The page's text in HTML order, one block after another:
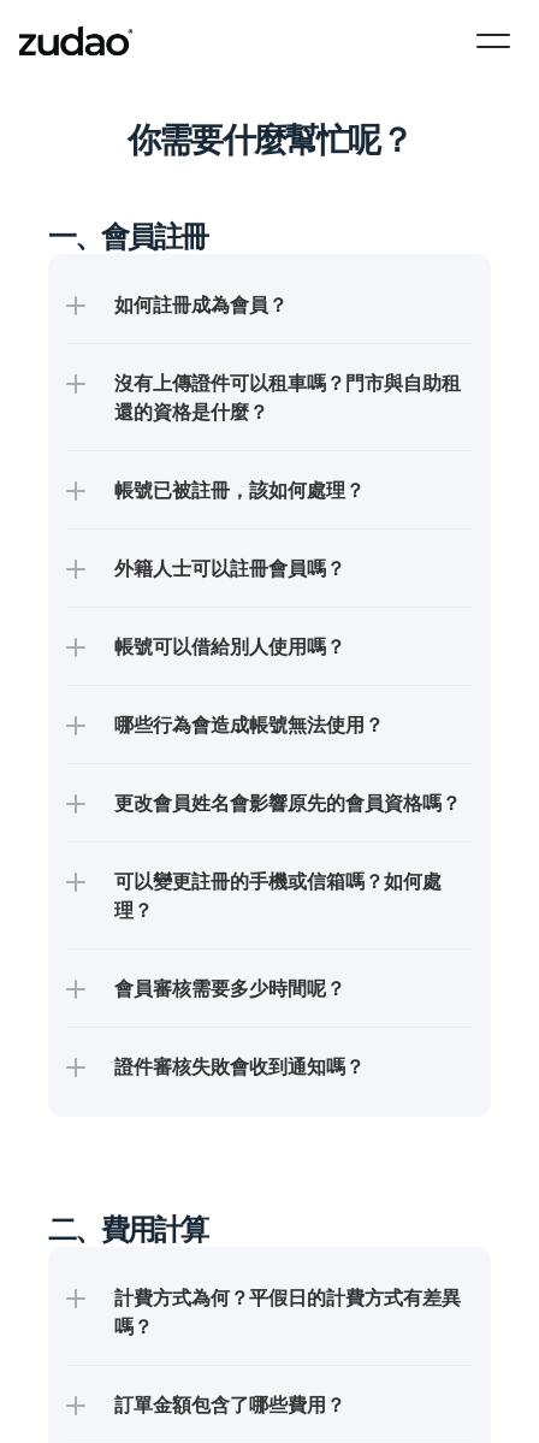
一、會員註冊
如何註冊成為會員？
沒有上傳證件可以租車嗎？門市與自助租
還的資格是什麼？
帳號已被註冊，該如何處理？
外籍人士可以註冊會員嗎？
帳號可以借給別人使用嗎？
哪些行為會造成帳號無法使用？
更改會員姓名會影響原先的會員資格嗎？
可以變更註冊的手機或信箱嗎？如何處
理？
會員審核需要多少時間呢？
證件審核失敗會收到通知嗎？
二、費用計算
計費方式為何？平假日的計費方式有差異
嗎？
訂單金額包含了哪些費用？
你需要什麼幫忙呢？